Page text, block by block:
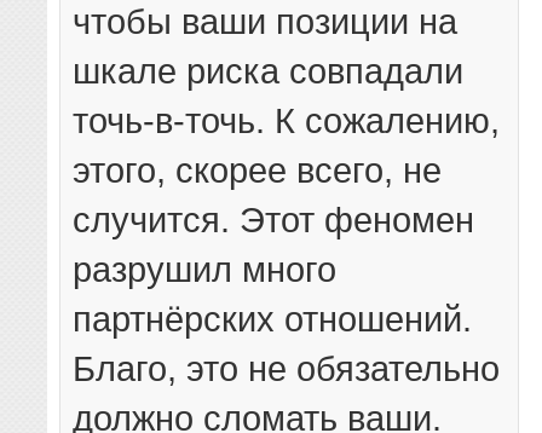
чтобы ваши позиции на
шкале риска совпадали
точь-в-точь. К сожалению,
этого, скорее всего, не
случится. Этот феномен
разрушил много
партнёрских отношений.
Благо, это не обязательно
должно сломать ваши.